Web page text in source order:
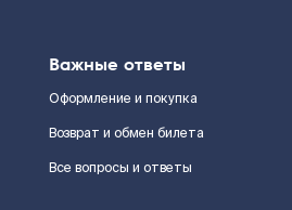
Важные ответы
Оформление и покупка
Возврат и обмен билета
Все вопросы и ответы